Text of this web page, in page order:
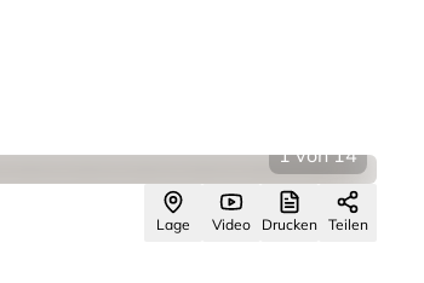
1 von 14
Lage Video Drucken Teilen